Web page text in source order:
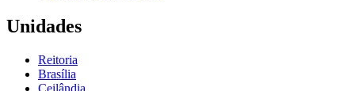
Unidades
Reitoria
Brasília
Ceilândia